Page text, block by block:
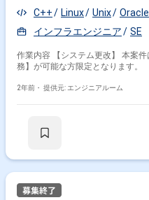
C++
Linux Unix
Oracle
インフラエンジニア
SE
作業内容 【システム更改】 本案件は【首都圏】にお住まいで【週５日勤
務】が可能な方限定となります。
2年前・ 提供元: エンジニアルーム